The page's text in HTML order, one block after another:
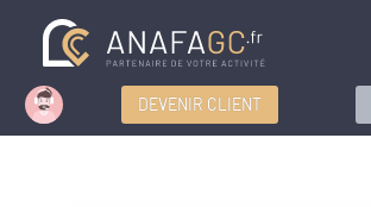
DEVENIR CLIENT